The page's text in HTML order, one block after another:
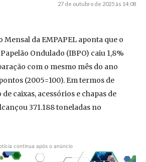
27 de outubro de 2025 às 14:08
Mensal da EMPAPEL aponta que o
Ondulado (IBPO) caiu 1,8%
com o mesmo mês do ano
(2005=100). Em termos de
caixas, acessórios e chapas de
371.188 toneladas no
continua após o anúncio